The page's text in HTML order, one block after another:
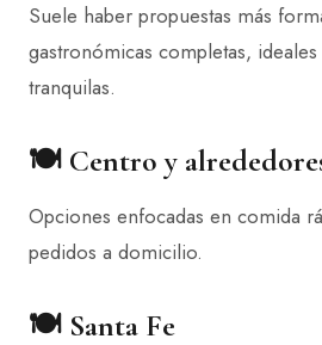
Suele haber propuestas más
gastronómicas completas, ideales
tranquilas.
🍽️ Centro y
Opciones enfocadas en comida
pedidos a domicilio.
🍽️ Santa Fe